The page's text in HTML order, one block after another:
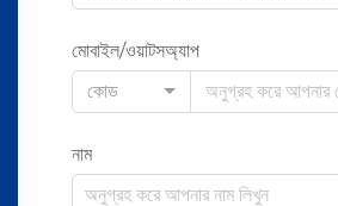
মোবাইল/ওয়াটসঅ্যাপ
কোড
নাম